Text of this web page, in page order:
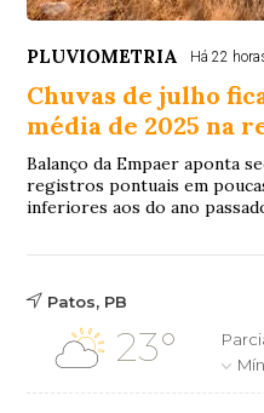
PLUVIOMETRIA Há 22
Chuvas de julho
média de 2025 na
Balanço da Empaer aponta
registros pontuais em
inferiores aos do ano
Patos, PB
23°